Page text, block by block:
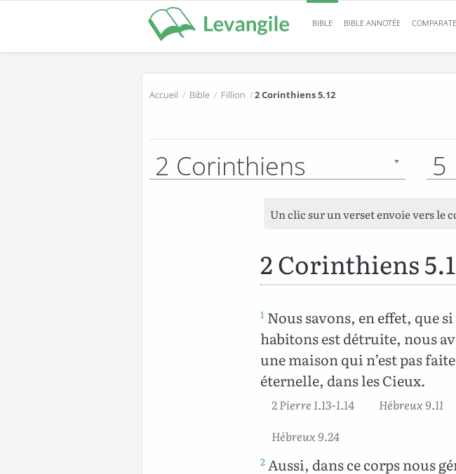
BIBLE BIBLE ANNOTÉE
Accueil / Bible / Fillion /2 Corinthiens 5.12
2 Corinthiens 5
Un clic sur un verset envoie vers le
2 Corinthiens
1 Nous savons, en effet, que
habitons est détruite, nous
une maison qui n’est pas
éternelle, dans les Cieux.
2 Pierre 1.13-1.14 Hébreux 9.11
Hébreux 9.24
2 Aussi, dans ce corps nous